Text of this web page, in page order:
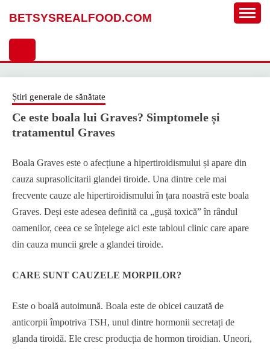
BETSYSREALFOOD.COM
Știri generale de sănătate
Ce este boala lui Graves? Simptomele și
tratamentul Graves
Boala Graves este o afecțiune a hipertiroidismului și apare din
cauza suprasolicitarii glandei tiroide. Una dintre cele mai
frecvente cauze ale hipertiroidismului în țara noastră este boala
Graves. Deși este adesea definită ca „gușă toxică” în rândul
oamenilor, ceea ce se înțelege aici este tabloul clinic care apare
din cauza muncii grele a glandei tiroide.
CARE SUNT CAUZELE MORPILOR?
Este o boală autoimună. Boala este de obicei cauzată de
anticorpii împotriva TSH, unul dintre hormonii secretați de
glanda tiroidă. Ele cresc producția de hormon tiroidian. Uneori,